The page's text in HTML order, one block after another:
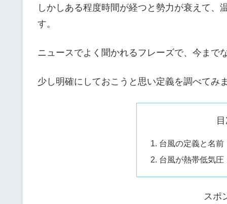
しかしある程度時間が経つと勢力が衰えて
す。
ニュースでよく聞かれるフレーズで、今まで
少し明確にしておこうと思い定義を調べてみ
台風の定義と名前
台風が熱帯低気
スポ